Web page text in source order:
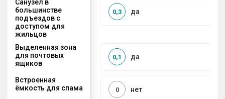
Санузел в
большинстве
подъездов с
доступом для
жильцов
да
0,3
Выделенная зона
для почтовых
ящиков
да
0,1
Встроенная
ёмкость для спама
нет
0